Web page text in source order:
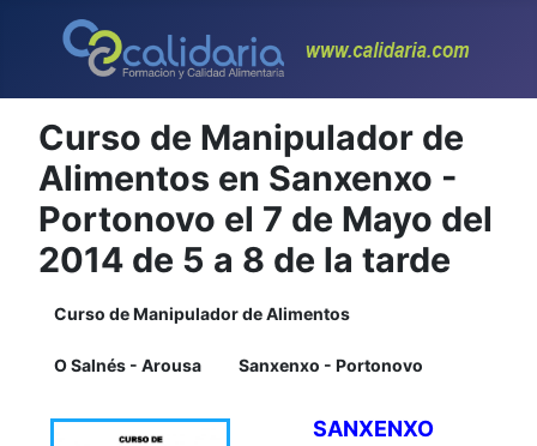
Curso de Manipulador de
Alimentos en Sanxenxo -
Portonovo el 7 de Mayo del
2014 de 5 a 8 de la tarde
Curso de Manipulador de Alimentos
O Salnés - Arousa Sanxenxo - Portonovo
SANXENXO